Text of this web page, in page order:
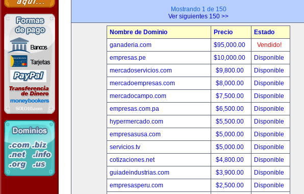
Mostrando 1 de 150
Ver siguientes 150 >>
Nombre de Dominio Precio
Estado
ganaderia.com
$95,000.00
Vendido!
empresas.pe
$10,000.00
Disponible
mercadoservicios.com
$9,800.00
Disponible
mercadoempresas.com
$8,000.00
Disponible
mercadocampo.com
$7,500.00
Disponible
empresas.com.pa
$6,500.00
Disponible
hypermercado.com
$5,500.00
Disponible
empresasusa.com
$5,000.00
Disponible
servicios.tv
$5,000.00
Disponible
cotizaciones.net
$4,800.00
Disponible
guiadeindustrias.com
$3,900.00
Disponible
empresasperu.com
$2,500.00
Disponible